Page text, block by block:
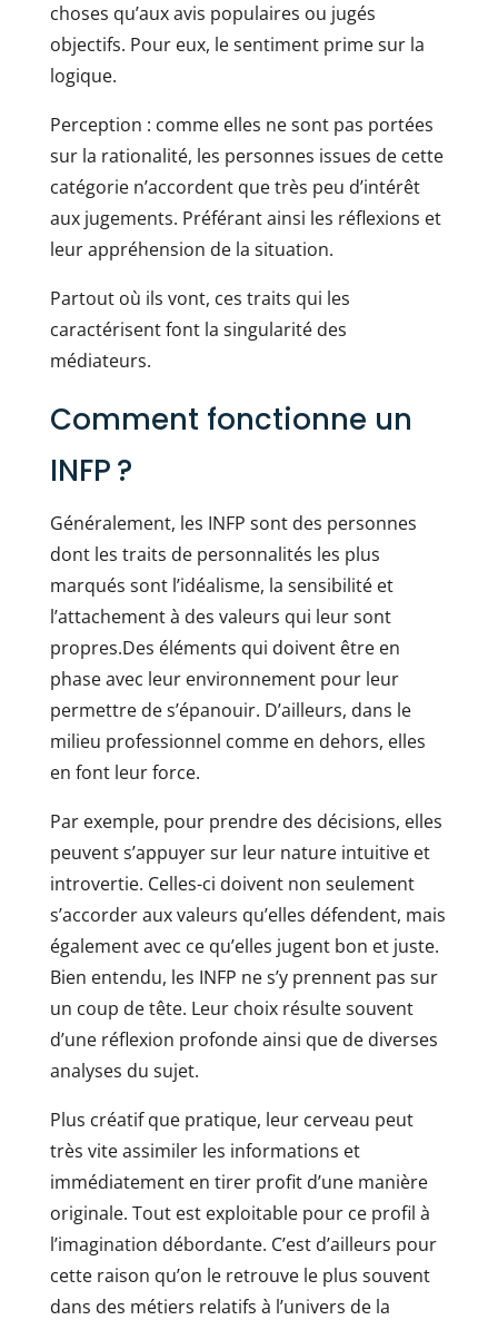
choses qu’aux avis populaires ou jugés
objectifs. Pour eux, le sentiment prime sur la
logique.
Perception : comme elles ne sont pas portées
sur la rationalité, les personnes issues de cette
catégorie n’accordent que très peu d’intérêt
aux jugements. Préférant ainsi les réflexions et
leur appréhension de la situation.
Partout où ils vont, ces traits qui les
caractérisent font la singularité des
médiateurs.
Comment fonctionne un
INFP ?
Généralement, les INFP sont des personnes
dont les traits de personnalités les plus
marqués sont l’idéalisme, la sensibilité et
l’attachement à des valeurs qui leur sont
propres.Des éléments qui doivent être en
phase avec leur environnement pour leur
permettre de s’épanouir. D’ailleurs, dans le
milieu professionnel comme en dehors, elles
en font leur force.
Par exemple, pour prendre des décisions, elles
peuvent s’appuyer sur leur nature intuitive et
introvertie. Celles-ci doivent non seulement
s’accorder aux valeurs qu’elles défendent, mais
également avec ce qu’elles jugent bon et juste.
Bien entendu, les INFP ne s’y prennent pas sur
un coup de tête. Leur choix résulte souvent
d’une réflexion profonde ainsi que de diverses
analyses du sujet.
Plus créatif que pratique, leur cerveau peut
très vite assimiler les informations et
immédiatement en tirer profit d’une manière
originale. Tout est exploitable pour ce profil à
l’imagination débordante. C’est d’ailleurs pour
cette raison qu’on le retrouve le plus souvent
dans des métiers relatifs à l’univers de la